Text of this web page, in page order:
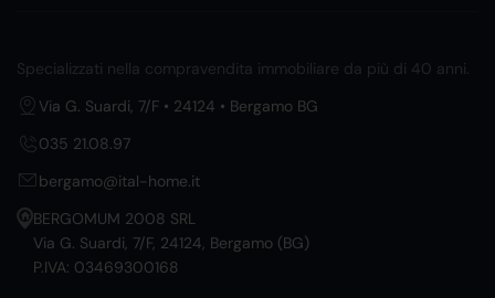
Specializzati nella compravendita immobiliare da più di 40 anni.
Via G. Suardi, 7/F • 24124 • Bergamo BG
035 21.08.97
bergamo@ital-home.it
BERGOMUM 2008 SRL
Via G. Suardi, 7/F, 24124, Bergamo (BG)
P.IVA: 03469300168